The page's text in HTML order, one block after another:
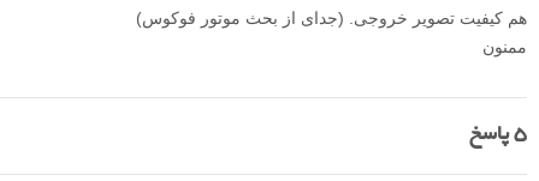
هم کیفیت تصویر خروجی. (جدای از بحث موتور فوکوس)
ممنون
5پاسخ